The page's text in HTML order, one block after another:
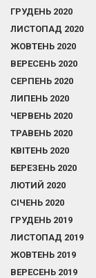
ГРУДЕНЬ 2020
ЛИСТОПАД 2020
ЖОВТЕНЬ 2020
ВЕРЕСЕНЬ 2020
СЕРПЕНЬ 2020
ЛИПЕНЬ 2020
ЧЕРВЕНЬ 2020
ТРАВЕНЬ 2020
КВІТЕНЬ 2020
БЕРЕЗЕНЬ 2020
ЛЮТИЙ 2020
СІЧЕНЬ 2020
ГРУДЕНЬ 2019
ЛИСТОПАД 2019
ЖОВТЕНЬ 2019
ВЕРЕСЕНЬ 2019